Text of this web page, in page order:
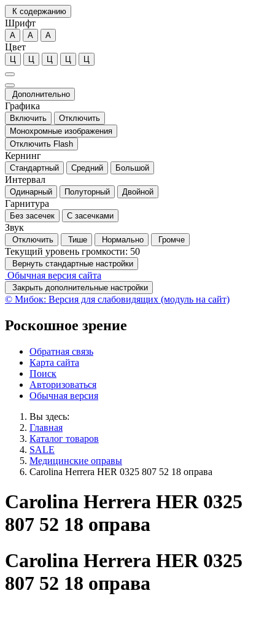
К содержанию
Шрифт
А А А
Цвет
Ц Ц Ц Ц Ц
Дополнительно
Графика
Включить
Отключить
Монохромные изображения
Отключить Flash
Кернинг
Стандартный Средний Большой
Интервал
Одинарный Полуторный Двойной
Гарнитура
Без засечек С засечками
Звук
Отключить Тише Нормально Громче
Текущий уровень громкости: 50
Вернуть стандартные настройки
Обычная версия сайта
Закрыть дополнительные настройки
© Мибок: Версия для слабовидящих (модуль на сайт)
Роскошное зрение
Обратная связь
Карта сайта
Поиск
Авторизоваться
Обычная версия
Вы здесь:
Главная
Каталог товаров
SALE
Медицинские оправы
Carolina Herrera HER 0325 807 52 18 оправа
Carolina Herrera HER 0325
807 52 18 оправа
Carolina Herrera HER 0325
807 52 18 оправа